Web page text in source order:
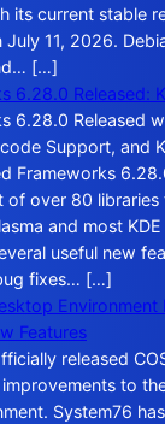
its current stable
July 11, 2026.
[…]
6.28.0 Released:
6.28.0 Released
Support, and
Frameworks
of over 80
and most
useful new
fixes… […]
Features
released
to
System76